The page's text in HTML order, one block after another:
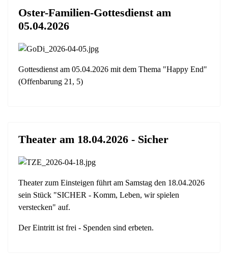
Oster-Familien-Gottesdienst am
05.04.2026
Gottesdienst am 05.04.2026 mit dem Thema "Happy End"
(Offenbarung 21, 5)
Theater am 18.04.2026 - Sicher
Theater zum Einsteigen führt am Samstag den 18.04.2026
sein Stück "SICHER - Komm, Leben, wir spielen
verstecken" auf.
Der Eintritt ist frei - Spenden sind erbeten.